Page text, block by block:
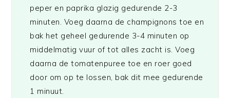
peper en paprika glazig gedurende 2-3
minuten. Voeg daarna de champignons toe en
bak het geheel gedurende 3-4 minuten op
middelmatig vuur of tot alles zacht is. Voeg
daarna de tomatenpuree toe en roer goed
door om op te lossen, bak dit mee gedurende
1 minuut.